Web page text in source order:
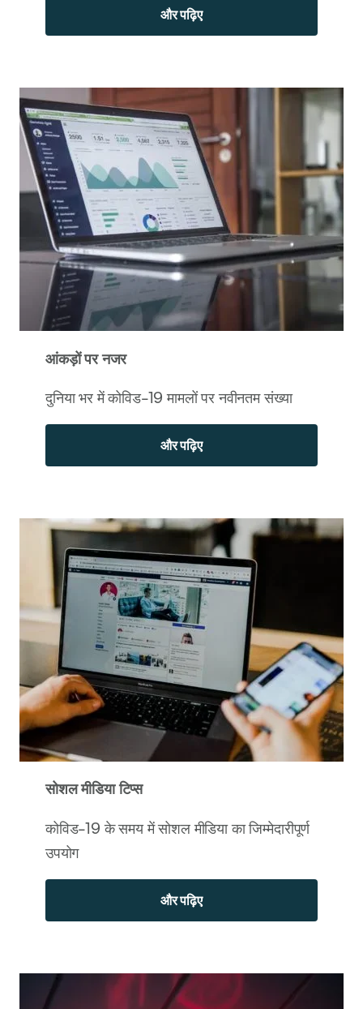
और पढ़िए
आंकड़ों पर नजर
दुनिया भर में कोविड-19 मामलों पर नवीनतम संख्या
और पढ़िए
सोशल मीडिया टिप्स
कोविड-19 के समय में सोशल मीडिया का जिम्मेदारीपूर्ण
उपयोग
और पढ़िए